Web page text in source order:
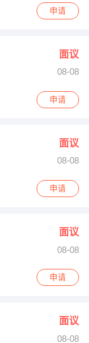
申请
面议
08-08
朴真股份
申请
面议
08-08
楼
申请
面议
08-08
9层
申请
面议
08-08